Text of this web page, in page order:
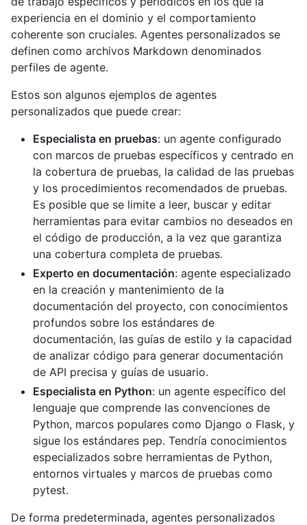
experiencia en el dominio y el comportamiento
coherente son cruciales. Agentes personalizados se
definen como archivos Markdown denominados
perfiles de agente.
Estos son algunos ejemplos de agentes
personalizados que puede crear:
Especialista en pruebas: un agente configurado
con marcos de pruebas específicos y centrado en
la cobertura de pruebas, la calidad de las pruebas
y los procedimientos recomendados de pruebas.
Es posible que se limite a leer, buscar y editar
herramientas para evitar cambios no deseados en
el código de producción, a la vez que garantiza
una cobertura completa de pruebas.
Experto en documentación: agente especializado
en la creación y mantenimiento de la
documentación del proyecto, con conocimientos
profundos sobre los estándares de
documentación, las guías de estilo y la capacidad
de analizar código para generar documentación
de API precisa y guías de usuario.
Especialista en Python: un agente específico del
lenguaje que comprende las convenciones de
Python, marcos populares como Django o Flask, y
sigue los estándares pep. Tendría conocimientos
especializados sobre herramientas de Python,
entornos virtuales y marcos de pruebas como
pytest.
De forma predeterminada, agentes personalizados